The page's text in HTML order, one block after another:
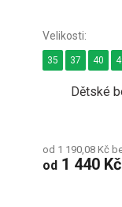
Dětské
od 1 190,08 Kč
od 1 440 Kč
35 37 40